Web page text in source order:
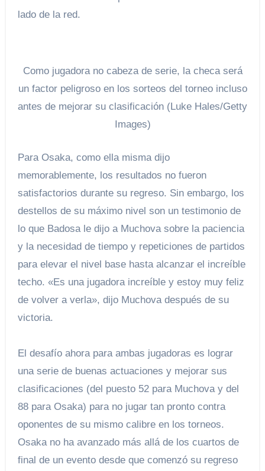
lado de la red.
Como jugadora no cabeza de serie, la checa será
un factor peligroso en los sorteos del torneo incluso
antes de mejorar su clasificación (Luke Hales/Getty
Images)
Para Osaka, como ella misma dijo
memorablemente, los resultados no fueron
satisfactorios durante su regreso. Sin embargo, los
destellos de su máximo nivel son un testimonio de
lo que Badosa le dijo a Muchova sobre la paciencia
y la necesidad de tiempo y repeticiones de partidos
para elevar el nivel base hasta alcanzar el increíble
techo. «Es una jugadora increíble y estoy muy feliz
de volver a verla», dijo Muchova después de su
victoria.
El desafío ahora para ambas jugadoras es lograr
una serie de buenas actuaciones y mejorar sus
clasificaciones (del puesto 52 para Muchova y del
88 para Osaka) para no jugar tan pronto contra
oponentes de su mismo calibre en los torneos.
Osaka no ha avanzado más allá de los cuartos de
final de un evento desde que comenzó su regreso